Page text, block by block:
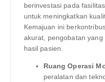
berinvestasi pada
untuk meningkatkan
Kemajuan ini
akurat, pengobatan
hasil pasien.
Ruang Operasi
peralatan dan